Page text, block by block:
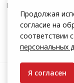
Не получается
Информация на
Указанные цены
Продолжая
согласие на
соответствии с
персональных
Я согласен